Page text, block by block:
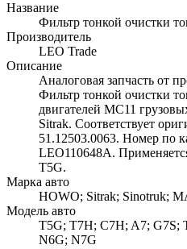
Название
Фильтр тонкой очистки
Производитель
LEO Trade
Описание
Аналоговая запчасть от
Фильтр тонкой очистки
двигателей MC11
Sitrak. Соответствует
51.12503.0063. Номер по
LEO110648A.
T5G.
Марка авто
HOWO; Sitrak; Sinotruk;
Модель авто
T5G; T7H; C7H; A7;
N6G; N7G